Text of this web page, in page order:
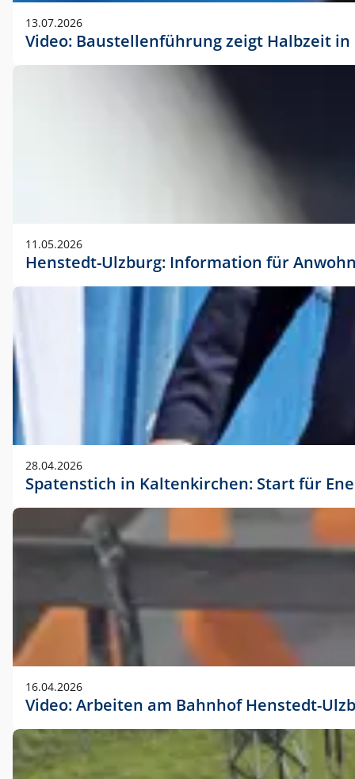
13.07.2026
Video: Baustellenführung zeigt Halbzeit
11.05.2026
Henstedt-Ulzburg: Information für
28.04.2026
Spatenstich in Kaltenkirchen: Start für
16.04.2026
Video: Arbeiten am Bahnhof Henstedt-